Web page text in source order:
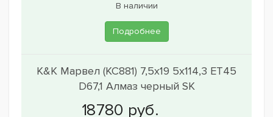
В наличии
Подробнее
K&K Марвел (КС881) 7,5x19 5x114,3 ET45
D67,1 Алмаз черный SK